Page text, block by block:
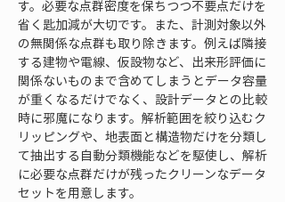
す。必要な点群密度を保ちつつ不要点だけを
省く匙加減が大切です。また、計測対象以外
の無関係な点群も取り除きます。例えば隣接
する建物や電線、仮設物など、出来形評価に
関係ないものまで含めてしまうとデータ容量
が重くなるだけでなく、設計データとの比較
時に邪魔になります。解析範囲を絞り込むク
リッピングや、地表面と構造物だけを分類し
て抽出する自動分類機能などを駆使し、解析
に必要な点群だけが残ったクリーンなデータ
セットを用意します。